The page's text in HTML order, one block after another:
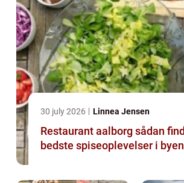
30 july 2026 Linnea Jensen
Restaurant aalborg sådan finder du de
bedste spiseoplevelser i byen